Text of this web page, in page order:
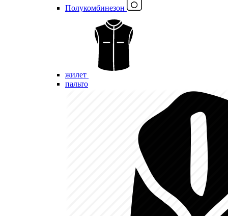
Полукомбинезон
жилет
пальто